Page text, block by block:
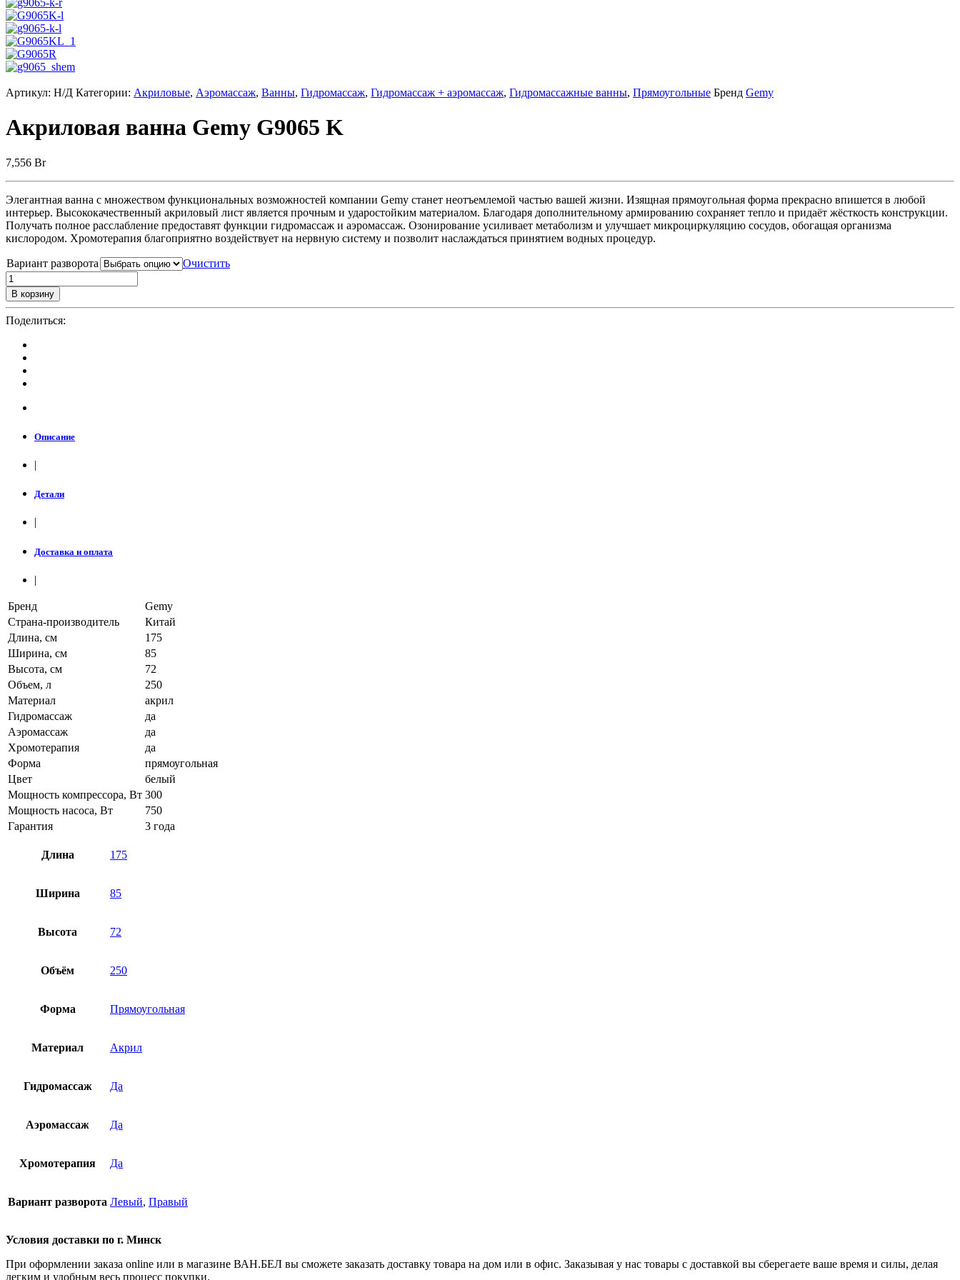
Артикул: Н/Д Категории: Акриловые, Аэромассаж, Ванны, Гидромассаж, Гидромассаж + аэромассаж, Гидромассажные ванны, Прямоугольные Бренд Gemy
Акриловая ванна Gemy G9065 K
7,556 Br
Элегантная ванна с множеством функциональных возможностей компании Gemy станет неотъемлемой частью вашей жизни. Изящная прямоугольная форма прекрасно впишется в любой
интерьер. Высококачественный акриловый лист является прочным и ударостойким материалом. Благодаря дополнительному армированию сохраняет тепло и придаёт жёсткость конструкции.
Получать полное расслабление предоставят функции гидромассаж и аэромассаж. Озонирование усиливает метаболизм и улучшает микроциркуляцию сосудов, обогащая организма
кислородом. Хромотерапия благоприятно воздействует на нервную систему и позволит наслаждаться принятием водных процедур.
Вариант разворота Очистить
В корзину
Поделиться:
Описание
|
Детали
|
Доставка и оплата
|
Бренд
Gemy
Страна-производитель
Китай
Длина, см
175
Ширина, см
85
Высота, см
72
Объем, л
250
Материал
акрил
Гидромассаж
да
Аэромассаж
да
Хромотерапия
да
Форма
прямоугольная
Цвет
белый
Мощность компрессора, Вт 300
Мощность насоса, Вт
750
Гарантия
3 года
Длина 175
Ширина 85
Высота 72
Объём 250
Форма Прямоугольная
Материал Акрил
Гидромассаж Да
Аэромассаж Да
Хромотерапия Да
Вариант разворота Левый, Правый
Условия доставки по г. Минск
При оформлении заказа online или в магазине ВАН.БЕЛ вы сможете заказать доставку товара на дом или в офис. Заказывая у нас товары с доставкой вы сберегаете ваше время и силы, делая
легким и удобным весь процесс покупки.